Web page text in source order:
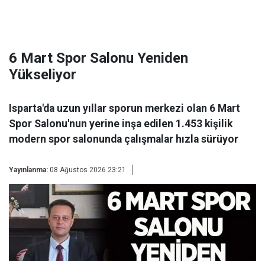
6 Mart Spor Salonu Yeniden
Yükseliyor
Isparta'da uzun yıllar sporun merkezi olan 6 Mart
Spor Salonu'nun yerine inşa edilen 1.453 kişilik
modern spor salonunda çalışmalar hızla sürüyor
Yayınlanma: 08 Ağustos 2026 23:21